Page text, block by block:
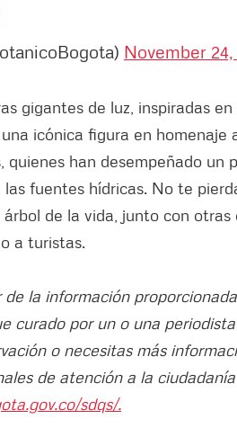
November
gigantes de luz, inspiradas
icónica figura en homenaje
quienes han desempeñado un
fuentes hídricas. No te
de la vida, junto con otras
a turistas.
la información
curado por un o una
o necesitas más
de atención a la
sdqs/.